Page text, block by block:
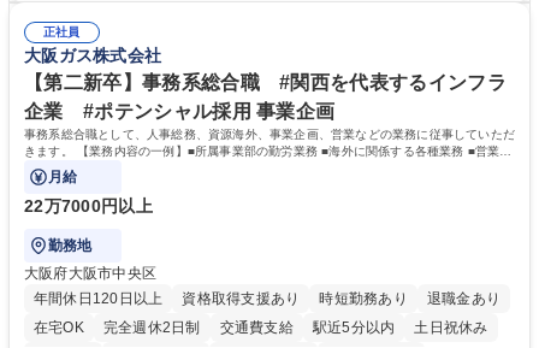
道路施設や道路工事現場の見学ツアー事業 ※入社後は上記いずれかの部門
へ配属。※業務内容変更の範囲：会社の定める業務 募集職種 【都庁グル
ープ】総合職（事務）◇残業月平均9時間未満／有給年平均16日取得
部門など多岐に渡る業務を経験できます。 ■様々なプロジェクト：駐車場
事業の他、新宿駅西口広場内に設置された照明を兼ねた広告「ブライトサ
イン」の管理運営を行うなど、事業収益を生み出す活動を積極的に行って
います。 学歴・資格 学歴：大学院 大学 高専 短大 専修学校 高校 語学力：
資格：
正社員
大阪ガス株式会社
【第二新卒】事務系総合職 #関西を代表するインフラ
企業 #ポテンシャル採用 事業企画
事務系総合職として、人事総務、資源海外、事業企画、営業などの業務に従事していただ
きます。 【業務内容の一例】■所属事業部の勤労業務 ■海外に関係する各種業務 ■営業部
門の企画スタッフ、ルート営業
月給
22万7000円以上
勤務地
大阪府大阪市中央区
年間休日120日以上
資格取得支援あり 時短勤務あり
退職金あり
在宅OK
完全週休2日制 交通費支給 駅近5分以内
土日祝休み